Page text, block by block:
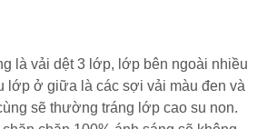
là vải dệt 3 lớp, lớp bên ngoài nhiều
lớp ở giữa là các sợi vải màu đen và
sẽ thường tráng lớp cao su non.